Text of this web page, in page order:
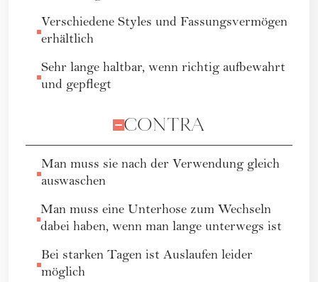
Verschiedene Styles und Fassungsvermögen
erhältlich
Sehr lange haltbar, wenn richtig aufbewahrt
und gepflegt
CONTRA
Man muss sie nach der Verwendung gleich
auswaschen
Man muss eine Unterhose zum Wechseln
dabei haben, wenn man lange unterwegs ist
Bei starken Tagen ist Auslaufen leider
möglich